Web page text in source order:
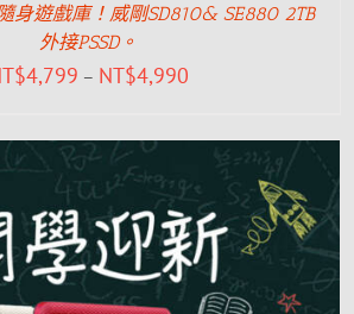
身遊戲庫！威剛SD810& SE880 2TB
外接PSSD。
4,799 – NT$4,990